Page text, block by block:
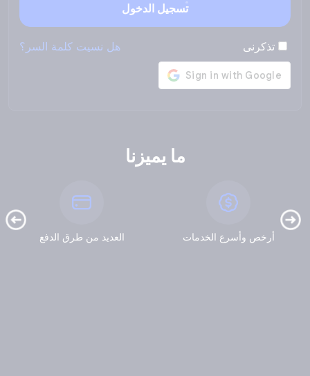
تسجيل الدخول
تذكرنى هل نسيت كلمة السر؟
ما يميزنا
أرخص وأسرع الخدمات العديد من طرق الدفع